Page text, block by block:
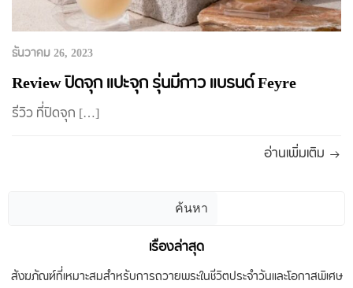
ธันวาคม 26, 2023
Review ปิดจุก แปะจุก รุ่นมีกาว แบรนด์ Feyre
รีวิว ที่ปิดจุก […]
อ่านเพิ่มเติม
ค้นหา
ค้นหา
เรื่องล่าสุด
สังฆภัณฑ์ที่เหมาะสมสำหรับการถวายพระในชีวิตประจำวันและโอกาสพิเศษ